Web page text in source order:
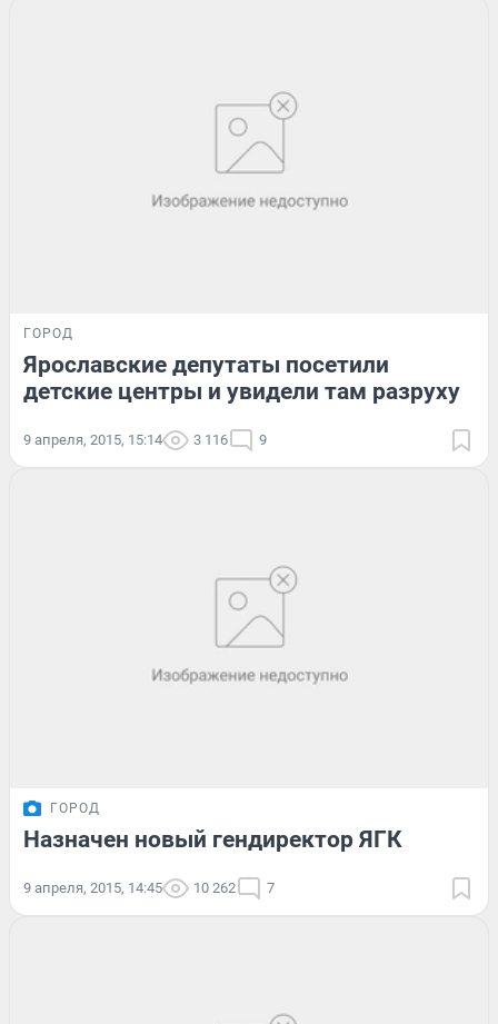
ГОРОД
Ярославские депутаты посетили
детские центры и увидели там разруху
9 апреля, 2015, 15:14 3 116 9
ГОРОД
Назначен новый гендиректор ЯГК
9 апреля, 2015, 14:45 10 262 7